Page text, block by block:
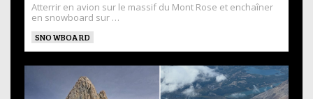
Atterrir en avion sur le massif du Mont Rose et enchaîner
en snowboard sur …
SNOWBOARD